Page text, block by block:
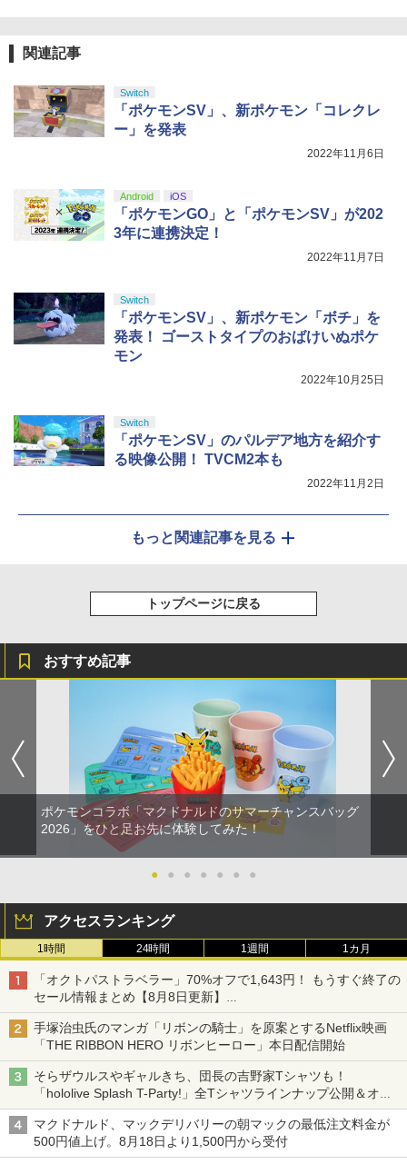
関連記事
Switch
「ポケモンSV」、新ポケモン「コレクレ
ー」を発表
2022年11月6日
Android iOS
「ポケモンGO」と「ポケモンSV」が202
3年に連携決定！
2022年11月7日
Switch
「ポケモンSV」、新ポケモン「ボチ」を
発表！ ゴーストタイプのおばけいぬポケ
モン
2022年10月25日
Switch
「ポケモンSV」のパルデア地方を紹介す
る映像公開！ TVCM2本も
2022年11月2日
もっと関連記事を見る
トップページに戻る
おすすめ記事
ポケモンコラボ「マクドナルドのサマーチャンスバッグ
2026」をひと足お先に体験してみた！
● ● ● ● ● ● ●
アクセスランキング
1時間 24時間 1週間 1カ月
「オクトパストラベラー」70%オフで1,643円！ もうすぐ終了の
セール情報まとめ【8月8日更新】
ニンテンドーeショップでは「大神 絶景版」が67%オフで990円
手塚治虫氏のマンガ「リボンの騎士」を原案とするNetflix映画
「THE RIBBON HERO リボンヒーロー」本日配信開始
そらザウルスやギャルきち、団長の吉野家Tシャツも！
「hololive Splash T-Party!」全Tシャツラインナップ公開＆オン
ライン販売開始
マクドナルド、マックデリバリーの朝マックの最低注文料金が
500円値上げ。8月18日より1,500円から受付